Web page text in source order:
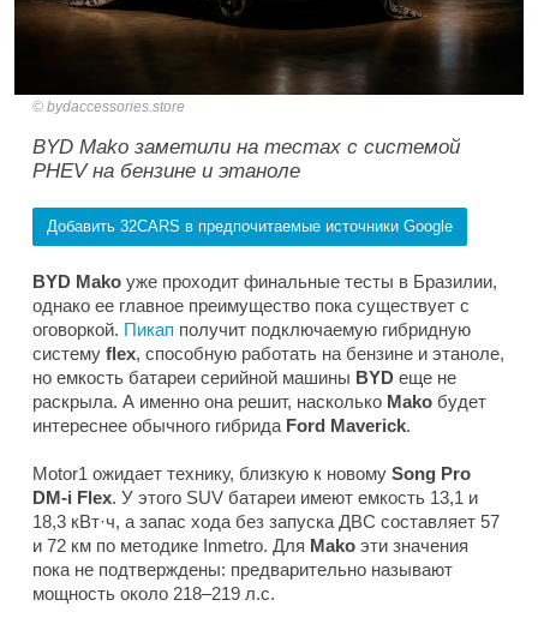
bydaccessories.store
BYD Mako заметили на тестах с системой
PHEV на бензине и этаноле
Добавить 32CARS в предпочитаемые источники Google
BYD Mako уже проходит финальные тесты в Бразилии,
однако ее главное преимущество пока существует с
оговоркой. Пикап получит подключаемую гибридную
систему flex, способную работать на бензине и этаноле,
но емкость батареи серийной машины BYD еще не
раскрыла. А именно она решит, насколько Mako будет
интереснее обычного гибрида Ford Maverick.
Motor1 ожидает технику, близкую к новому Song Pro
DM-i Flex. У этого SUV батареи имеют емкость 13,1 и
18,3 кВт·ч, а запас хода без запуска ДВС составляет 57
и 72 км по методике Inmetro. Для Mako эти значения
пока не подтверждены: предварительно называют
мощность около 218–219 л.с.